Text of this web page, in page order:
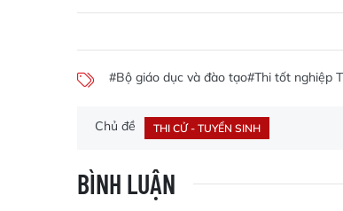
#Bộ giáo dục và đào tạo#Thi tốt nghiệp
Chủ đề THI CỬ - TUYỂN SINH
BÌNH LUẬN